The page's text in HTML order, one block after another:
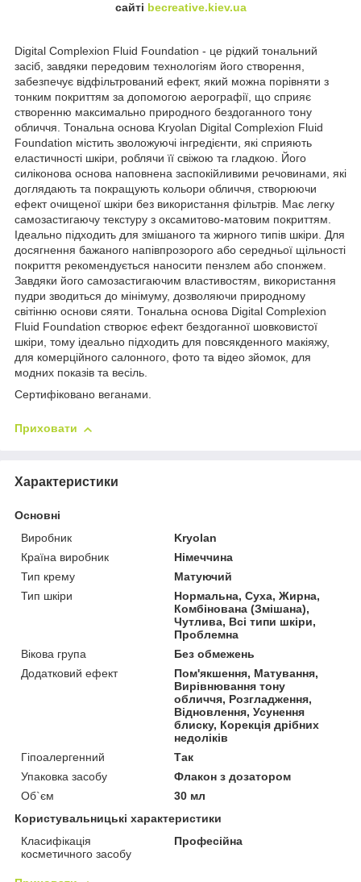
сайті becreative.kiev.ua
Digital Complexion Fluid Foundation - це рідкий тональний
засіб, завдяки передовим технологіям його створення,
забезпечує відфільтрований ефект, який можна порівняти з
тонким покриттям за допомогою аерографії, що сприяє
створенню максимально природного бездоганного тону
обличчя. Тональна основа Kryolan Digital Complexion Fluid
Foundation містить зволожуючі інгредієнти, які сприяють
еластичності шкіри, роблячи її свіжою та гладкою. Його
силіконова основа наповнена заспокійливими речовинами, які
доглядають та покращують кольори обличчя, створюючи
ефект очищеної шкіри без використання фільтрів. Має легку
самозастигаючу текстуру з оксамитово-матовим покриттям.
Ідеально підходить для змішаного та жирного типів шкіри. Для
досягнення бажаного напівпрозорого або середньої щільності
покриття рекомендується наносити пензлем або спонжем.
Завдяки його самозастигаючим властивостям, використання
пудри зводиться до мінімуму, дозволяючи природному
світінню основи сяяти. Тональна основа Digital Complexion
Fluid Foundation створює ефект бездоганної шовковистої
шкіри, тому ідеально підходить для повсякденного макіяжу,
для комерційного салонного, фото та відео зйомок, для
модних показів та весіль.
Сертифіковано веганами.
Приховати
Характеристики
Основні
Виробник
Kryolan
Країна виробник
Німеччина
Тип крему
Матуючий
Тип шкіри
Нормальна, Суха, Жирна,
Комбінована (Змішана),
Чутлива, Всі типи шкіри,
Проблемна
Вікова група
Без обмежень
Додатковий ефект
Пом'якшення, Матування,
Вирівнювання тону
обличчя, Розгладження,
Відновлення, Усунення
блиску, Корекція дрібних
недоліків
Гіпоалергенний
Так
Упаковка засобу
Флакон з дозатором
Об`єм
30 мл
Користувальницькі характеристики
Класифікація
косметичного засобу
Професійна